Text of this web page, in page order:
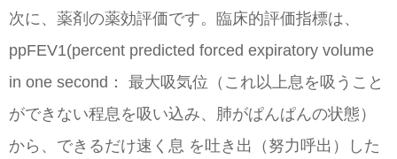
次に、薬剤の薬効評価です。臨床的評価指標は、
ppFEV1(percent predicted forced expiratory volume
in one second： 最大吸気位（これ以上息を吸うこと
ができない程息を吸い込み、肺がぱんぱんの状態）
から、できるだけ速く息 を吐き出（努力呼出）した